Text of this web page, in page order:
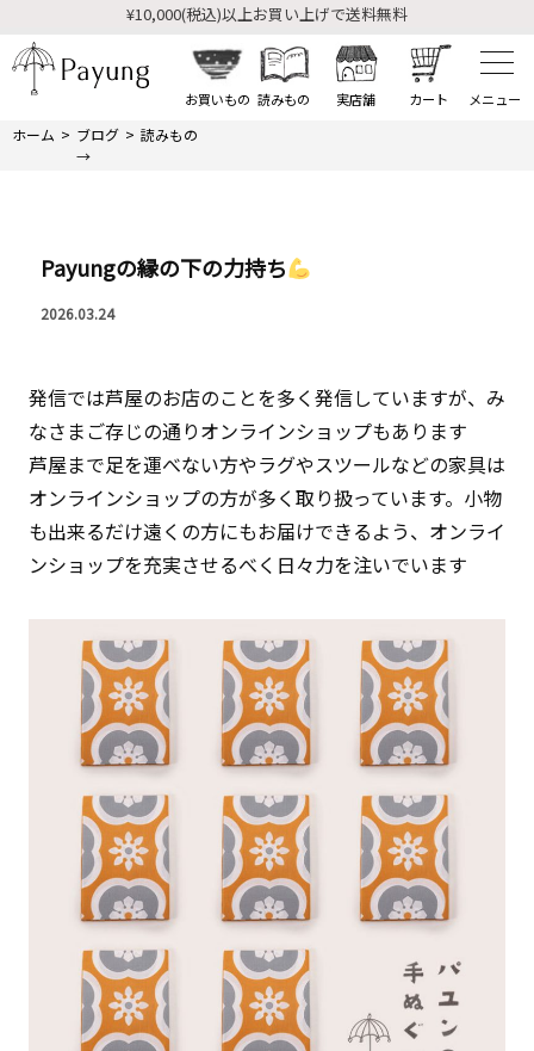
¥10,000(税込)以上お買い上げで送料無料
¥10,000(税込)以上お買い上げで送料無料
お買いもの 読みもの 実店舗 カート
ホーム
ブログ
→
読みもの
Payungの縁の下の力持ち
2026.03.24
発信では芦屋のお店のことを多く発信していますが、み
なさまご存じの通りオンラインショップもあります
芦屋まで足を運べない方やラグやスツールなどの家具は
オンラインショップの方が多く取り扱っています。小物
も出来るだけ遠くの方にもお届けできるよう、オンライ
ンショップを充実させるべく日々力を注いでいます